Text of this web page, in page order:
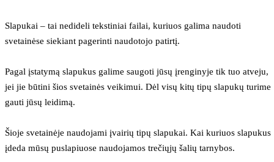
Slapukai – tai nedideli tekstiniai failai, kuriuos galima naudoti
svetainėse siekiant pagerinti naudotojo patirtį.
Pagal įstatymą slapukus galime saugoti jūsų įrenginyje tik tuo atveju,
jei jie būtini šios svetainės veikimui. Dėl visų kitų tipų slapukų turime
gauti jūsų leidimą.
Šioje svetainėje naudojami įvairių tipų slapukai. Kai kuriuos slapukus
įdeda mūsų puslapiuose naudojamos trečiųjų šalių tarnybos.